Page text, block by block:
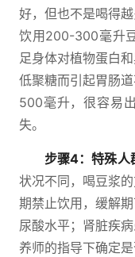
好，但也不是喝得
饮用200-300毫升
足身体对植物蛋白
低聚糖而引起胃肠
500毫升，很容易
失。
步骤4：特殊人
状况不同，喝豆浆
期禁止饮用，缓解
尿酸水平；肾脏疾
养师的指导下确定